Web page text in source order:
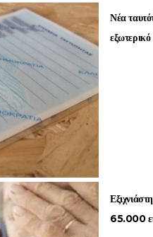
Νέα
εξωτερικό
65.000